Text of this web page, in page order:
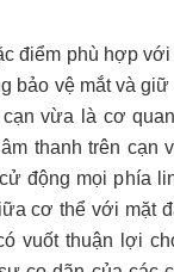
điểm phù hợp
bảo vệ mắt và
vừa là cơ
thanh trên cạn
động mọi phía
cơ thể với mặt
vuốt thuận lợi